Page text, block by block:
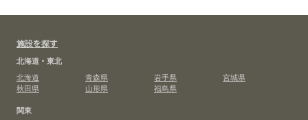
施設を探す
北海道・東北
北海道
青森県 岩手県
宮城県
秋田県
山形県
福島県
関東